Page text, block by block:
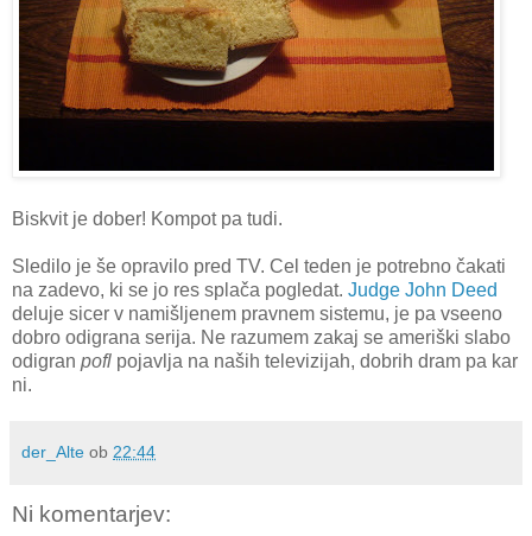
Biskvit je dober! Kompot pa tudi.
Sledilo je še opravilo pred TV. Cel teden je potrebno čakati
na zadevo, ki se jo res splača pogledat. Judge John Deed
deluje sicer v namišljenem pravnem sistemu, je pa vseeno
dobro odigrana serija. Ne razumem zakaj se ameriški slabo
odigran pofl pojavlja na naših televizijah, dobrih dram pa kar
ni.
der_Alte ob 22:44
Ni komentarjev: